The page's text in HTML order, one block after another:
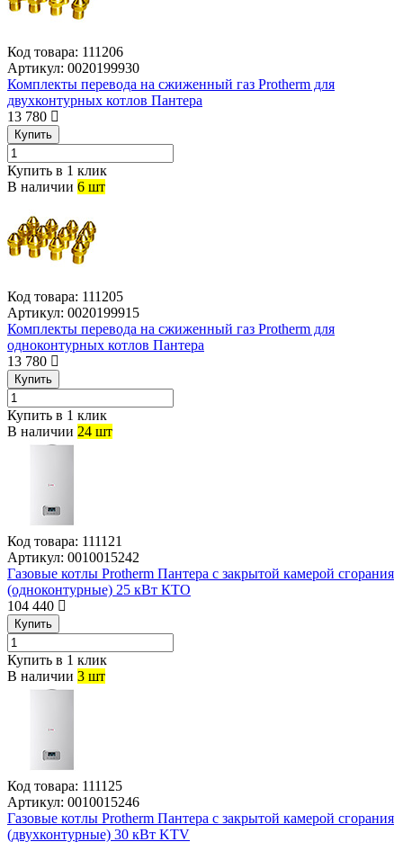
Код товара: 111206
Артикул: 0020199930
Комплекты перевода на сжиженный газ Protherm для
двухконтурных котлов Пантера
13 780
Купить
Купить в 1 клик
В наличии 6 шт
Код товара: 111205
Артикул: 0020199915
Комплекты перевода на сжиженный газ Protherm для
одноконтурных котлов Пантера
13 780
Купить
Купить в 1 клик
В наличии 24 шт
Код товара: 111121
Артикул: 0010015242
Газовые котлы Protherm Пантера с закрытой камерой сгорания
(одноконтурные) 25 кВт КТО
104 440
Купить
Купить в 1 клик
В наличии 3 шт
Код товара: 111125
Артикул: 0010015246
Газовые котлы Protherm Пантера с закрытой камерой сгорания
(двухконтурные) 30 кВт KTV